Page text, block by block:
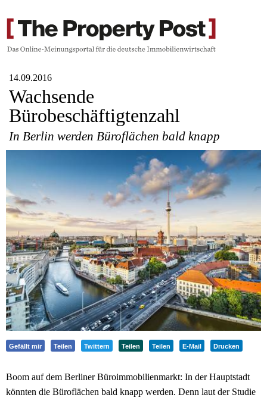
14.09.2016
Wachsende
Bürobeschäftigtenzahl
In Berlin werden Büroflächen bald knapp
Gefällt mir Teilen Twittern Teilen Teilen E-Mail Drucken
Boom auf dem Berliner Büroimmobilienmarkt: In der Hauptstadt
könnten die Büroflächen bald knapp werden. Denn laut der Studie